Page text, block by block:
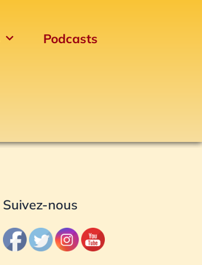
Podcasts
Suivez-nous
Archives